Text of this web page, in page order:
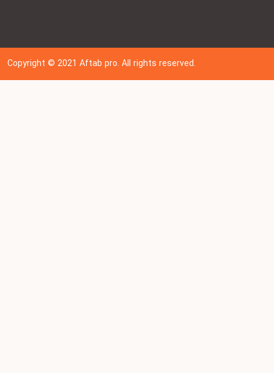
Copyright © 202 1Aftab pro. All rights reserved.